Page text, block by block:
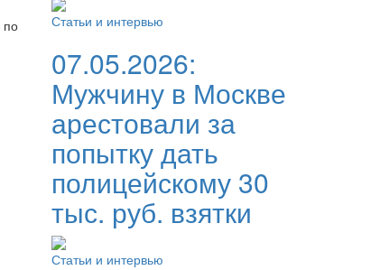
по
Статьи и интервью
07.05.2026:
Мужчину в Москве
арестовали за
попытку дать
полицейскому 30
тыс. руб. взятки
Статьи и интервью